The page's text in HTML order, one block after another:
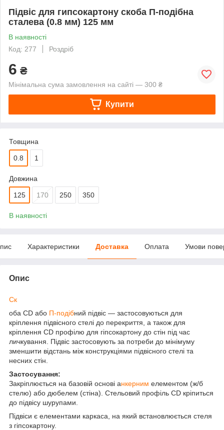
Підвіс для гипсокартону скоба П-подібна
сталева (0.8 мм) 125 мм
В наявності
Код: 277
Роздріб
6 ₴
Мінімальна сума замовлення на сайті — 300 ₴
Купити
Товщина
0.8 1
Довжина
125 170 250 350
В наявності
Характеристики Доставка Оплата Умови
Опис
Ск
оба CD або П-подібний підвіс — застосовуються для
кріплення підвісного стелі до перекриття, а також для
кріплення СD профілю для гіпсокартону до стін під час
личкування. Підвіс застосовують за потреби до мінімуму
зменшити відстань між конструкціями підвісного стелі та
несних стін.
Застосування:
Закріплюється на базовій основі анкерним елементом (ж/б
стелю) або дюбелем (стіна). Стельовий профіль CD кріпиться
до підвісу шурупами.
Підвіси є елементами каркаса, на який встановлюється стеля
з гіпсокартону.